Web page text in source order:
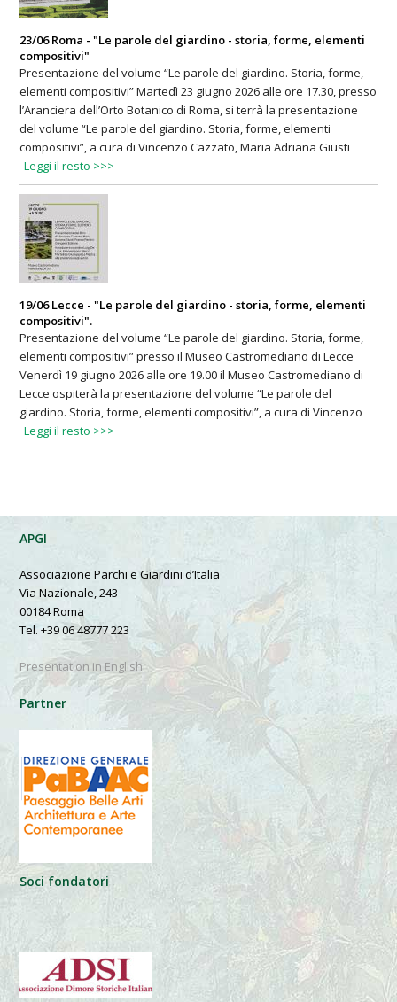
23/06 Roma - "Le parole del giardino - storia, forme, elementi
compositivi"
Presentazione del volume “Le parole del giardino. Storia, forme,
elementi compositivi” Martedì 23 giugno 2026 alle ore 17.30, presso
l’Aranciera dell’Orto Botanico di Roma, si terrà la presentazione
del volume “Le parole del giardino. Storia, forme, elementi
compositivi”, a cura di Vincenzo Cazzato, Maria Adriana Giusti
Leggi il resto >>>
19/06 Lecce - "Le parole del giardino - storia, forme, elementi
compositivi".
Presentazione del volume “Le parole del giardino. Storia, forme,
elementi compositivi” presso il Museo Castromediano di Lecce
Venerdì 19 giugno 2026 alle ore 19.00 il Museo Castromediano di
Lecce ospiterà la presentazione del volume “Le parole del
giardino. Storia, forme, elementi compositivi”, a cura di Vincenzo
Leggi il resto >>>
APGI
Associazione Parchi e Giardini d’Italia
Via Nazionale, 243
00184 Roma
Tel. +39 06 48777 223
Presentation in English
Partner
Soci fondatori